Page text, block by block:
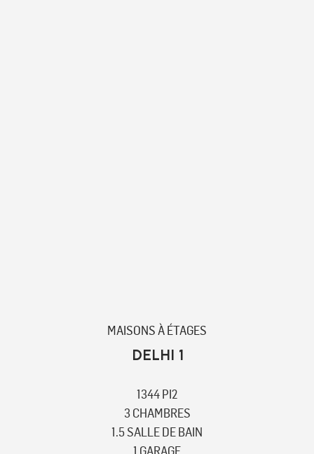
MAISONS À ÉTAGES
DELHI 1
1344 PI2
3 CHAMBRES
1.5 SALLE DE BAIN
1 GARAGE